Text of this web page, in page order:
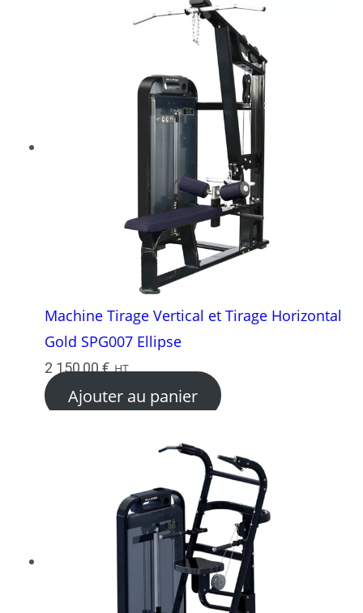
Machine Tirage Vertical et Tirage Horizontal
Gold SPG007 Ellipse
2 150,00€ HT
Ajouter au panier